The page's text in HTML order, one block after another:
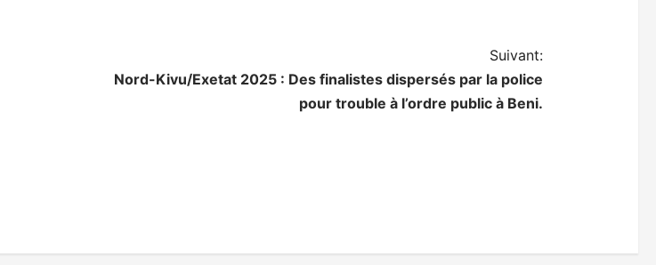
Suivant:
Nord-Kivu/Exetat 2025 : Des finalistes dispersés par la police
pour trouble à l’ordre public à Beni.